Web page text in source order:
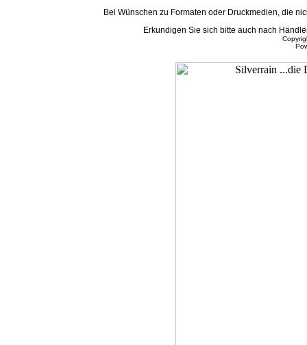
Bei Wünschen zu Formaten oder Druckmedien, die
Erkundigen Sie sich bitte auch nach